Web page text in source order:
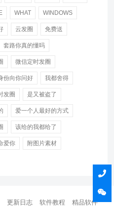
WHAT WINDOWS
云发圈 免费送
套路你真的懂吗
微信定时发圈
份向你问好 我都舍得
发圈 是又被盗了
爱一个人最好的方式
该给的我都给了
爱你 附图片素材
更新日志 软件教程 精品软件